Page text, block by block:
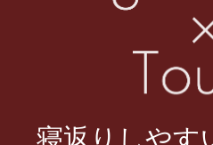
寝返りしやす